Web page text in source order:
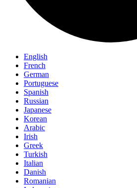
English
French
German
Portuguese
Spanish
Russian
Japanese
Korean
Arabic
Irish
Greek
Turkish
Italian
Danish
Romanian